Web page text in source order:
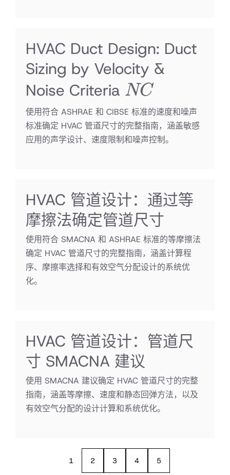
HVAC Duct Design: Duct
Sizing by Velocity &
Noise Criteria NC
NC
使用符合 ASHRAE 和 CIBSE 标准的速度和噪声
标准确定 HVAC 管道尺寸的完整指南，涵盖敏感
应用的声学设计、速度限制和噪声控制。
HVAC 管道设计：通过等
摩擦法确定管道尺寸
使用符合 SMACNA 和 ASHRAE 标准的等摩擦法
确定 HVAC 管道尺寸的完整指南，涵盖计算程
序、摩擦率选择和有效空气分配设计的系统优
化。
HVAC 管道设计：管道尺
寸 SMACNA 建议
使用 SMACNA 建议确定 HVAC 管道尺寸的完整
指南，涵盖等摩擦、速度和静态回弹方法，以及
有效空气分配的设计计算和系统优化。
1 2 3 4 5